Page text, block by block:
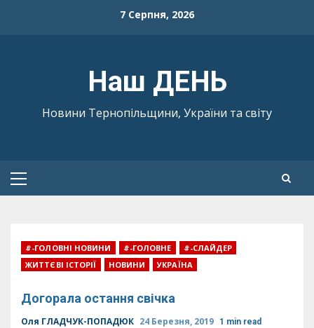
7 Серпня, 2026
Наш ДЕНЬ
Новини Тернопільщини, України та світу
Primary
#-ГОЛОВНІ НОВИНИ #-ГОЛОВНЕ
#-СЛАЙДЕР
ЖИТТЄВІ ІСТОРІЇ
НОВИНИ УКРАЇНА
Догорала остання свічка
Оля ГЛАДЧУК-ПОПАДЮК 24 Березня, 2019 1 min read